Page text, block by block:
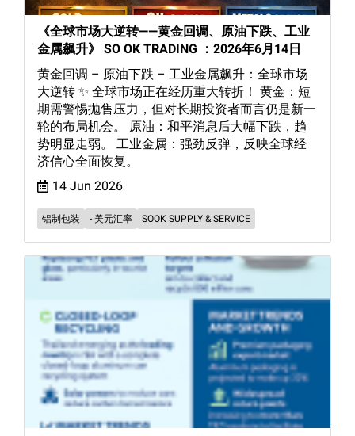
《全球市场大逆转——黄金回调、原油下跌、工业
金属飙升》 SO OK TRADING ：2026年6月14日
黄金回调 – 原油下跌 – 工业金属飙升：全球市场
大逆转 ✨ 全球市场正在经历重大转折！ 黄金：短
期需警惕抛售压力，但对长期投资者而言仍是新一
轮的布局机会。 原油：和平消息后大幅下跌，趋
势明显走弱。 工业金属：强劲反弹，反映全球经
济信心全面恢复。
14 Jun 2026
铝制包装 - 美元汇率 SOOK SUPPLY & SERVICE